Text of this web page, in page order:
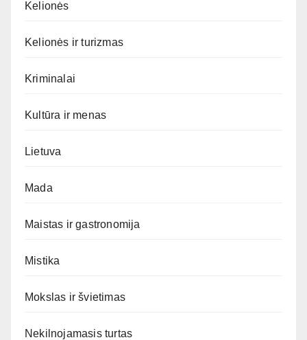
Kelionės
Kelionės ir turizmas
Kriminalai
Kultūra ir menas
Lietuva
Mada
Maistas ir gastronomija
Mistika
Mokslas ir švietimas
Nekilnojamasis turtas